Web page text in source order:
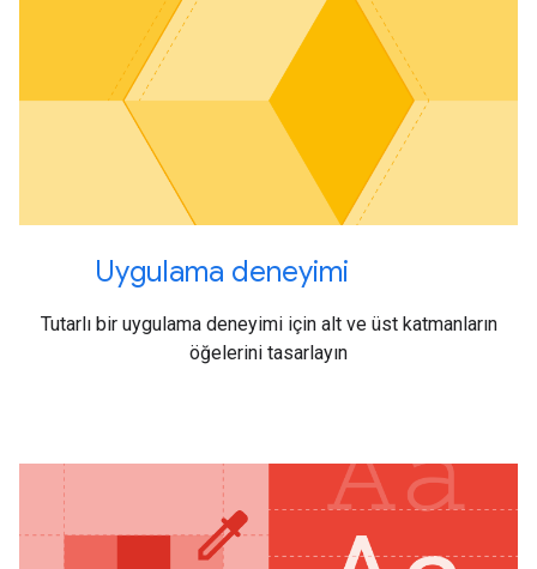
Uygulama deneyimi
Tutarlı bir uygulama deneyimi için alt ve üst katmanların
öğelerini tasarlayın